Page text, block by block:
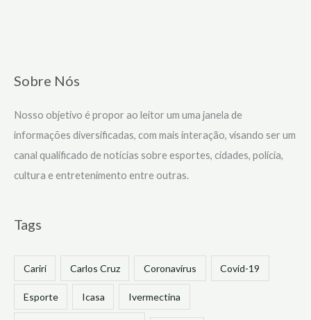
Sobre Nós
Nosso objetivo é propor ao leitor um uma janela de
informações diversificadas, com mais interação, visando ser um
canal qualificado de notícias sobre esportes, cidades, polícia,
cultura e entretenimento entre outras.
Tags
Cariri Carlos Cruz Coronavírus Covid-19
Esporte Icasa Ivermectina